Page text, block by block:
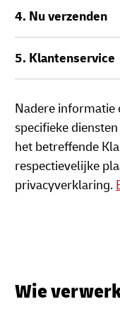
4. Nu verzenden
5. Klantenservice
Nadere informatie
specifieke
het betreffende
respectievelijke
privacyverklaring.
Wie